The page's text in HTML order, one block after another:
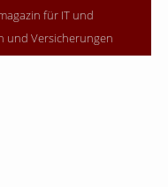
für IT und
und Versicherungen